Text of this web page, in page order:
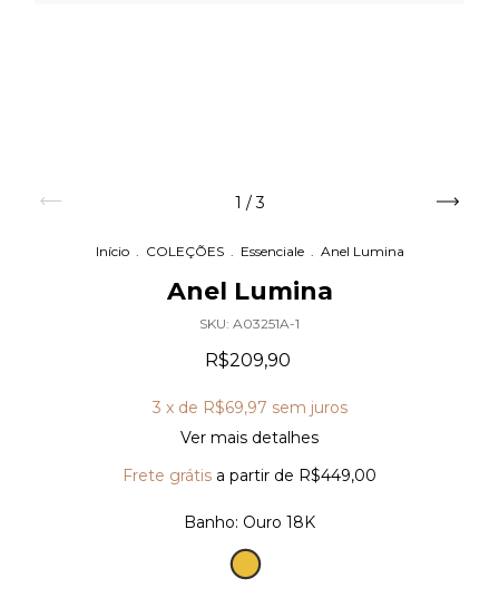
1 /3
Início . COLEÇÕES . Essenciale . Anel Lumina
Anel Lumina
SKU: A03251A-1
R$209,90
3 x de R$69,97 sem juros
Ver mais detalhes
Frete grátis a partir de R$449,00
Banho: Ouro 18K
Ouro
18K